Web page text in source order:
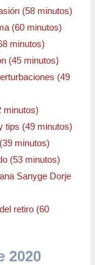
(58 minutos)
(60 minutos)
minutos)
(45 minutos)
(49
minutos)
tips (49 minutos)
minutos)
(53 minutos)
Sanyge Dorje
retiro (60
2020